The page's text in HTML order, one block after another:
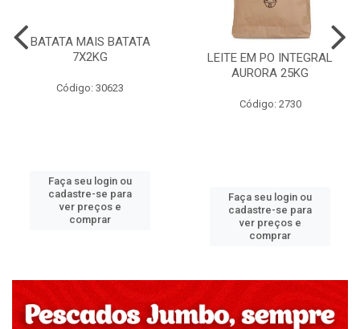
BATATA MAIS BATATA
7X2KG
Código: 30623
Faça seu login ou
cadastre-se para
ver preços e
comprar
LEITE EM PO INTEGRAL
AURORA 25KG
Código: 2730
Faça seu login ou
cadastre-se para
ver preços e
comprar